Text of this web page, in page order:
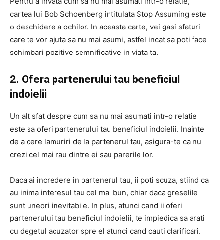
cartea lui Bob Schoenberg intitulata Stop Assuming este
o deschidere a ochilor. In aceasta carte, vei gasi sfaturi
care te vor ajuta sa nu mai asumi, astfel incat sa poti face
schimbari pozitive semnificative in viata ta.
2. Ofera partenerului tau beneficiul
indoielii
Un alt sfat despre cum sa nu mai asumati intr-o relatie
este sa oferi partenerului tau beneficiul indoielii. Inainte
de a cere lamuriri de la partenerul tau, asigura-te ca nu
crezi cel mai rau dintre ei sau parerile lor.
Daca ai incredere in partenerul tau, ii poti scuza, stiind ca
au inima interesul tau cel mai bun, chiar daca greselile
sunt uneori inevitabile. In plus, atunci cand ii oferi
partenerului tau beneficiul indoielii, te impiedica sa arati
cu degetul acuzator spre el atunci cand cauti clarificari.